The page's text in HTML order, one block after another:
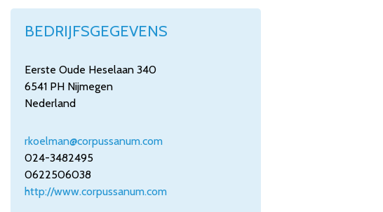
BEDRIJFSGEGEVENS
Eerste Oude Heselaan 340
6541 PH Nijmegen
Nederland
rkoelman@corpussanum.com
024-3482495
0622506038
http://www.corpussanum.com